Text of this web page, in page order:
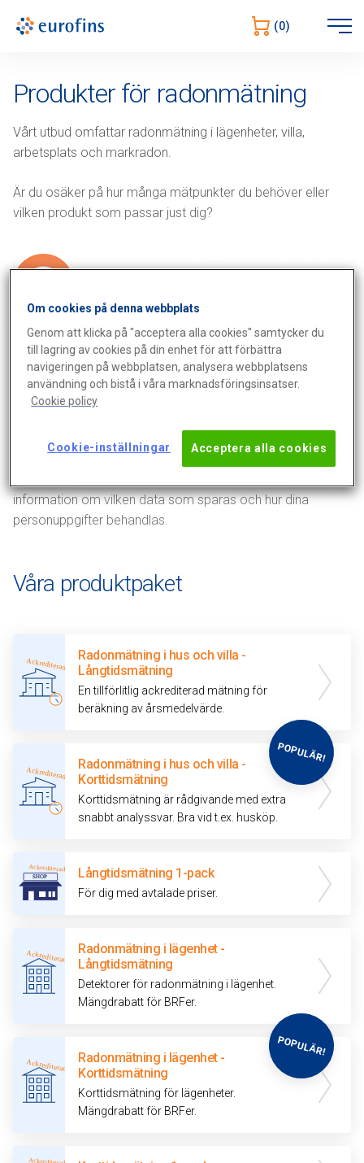
(0)
Öppna
Produkter för radonmätning
Vårt utbud omfattar radonmätning i lägenheter, villa,
arbetsplats och markradon.
Är du osäker på hur många mätpunkter du behöver eller
vilken produkt som passar just dig?
Ta hjälp av vår beställningsguide .
Vill du veta mer om hur en radonmätning går till
Observera
Beställningar som görs via din kommun medför att
analysrapportens innehåll omfattas av
information om vilken data som sparas och hur dina
personuppgifter behandlas.
Våra produktpaket
Radonmätning i hus och villa -
Långtidsmätning
En tillförlitlig ackrediterad mätning för
beräkning av årsmedelvärde.
Radonmätning i hus och villa -
Korttidsmätning
Korttidsmätning är rådgivande med extra
snabbt analyssvar. Bra vid t.ex. husköp.
Långtidsmätning 1-pack
För dig med avtalade priser.
Radonmätning i lägenhet -
Långtidsmätning
Detektorer för radonmätning i lägenhet.
Mängdrabatt för BRFer.
Radonmätning i lägenhet -
Korttidsmätning
Korttidsmätning för lägenheter.
Mängdrabatt för BRFer.
Om cookies på denna webbplats
Genom att klicka på "acceptera alla cookies" samtycker du
till lagring av cookies på din enhet för att förbättra
navigeringen på webbplatsen, analysera webbplatsens
användning och bistå i våra marknadsföringsinsatser.
Cookie policy
Cookie-inställningar Acceptera alla cookies